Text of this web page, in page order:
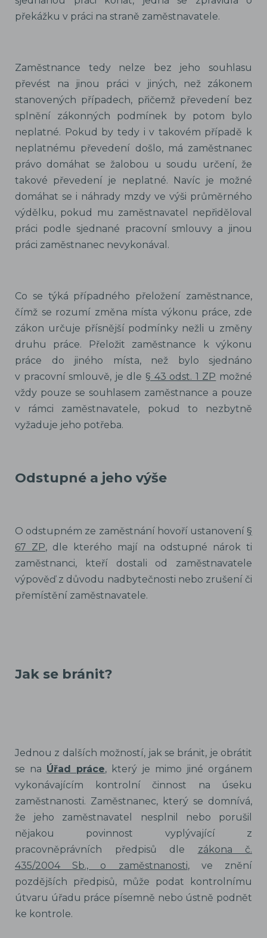
překážku v práci na straně zaměstnavatele.
Zaměstnance tedy nelze bez jeho souhlasu
převést na jinou práci v jiných, než zákonem
stanovených případech, přičemž převedení bez
splnění zákonných podmínek by potom bylo
neplatné. Pokud by tedy i v takovém případě k
neplatnému převedení došlo, má zaměstnanec
právo domáhat se žalobou u soudu určení, že
takové převedení je neplatné. Navíc je možné
domáhat se i náhrady mzdy ve výši průměrného
výdělku, pokud mu zaměstnavatel nepřiděloval
práci podle sjednané pracovní smlouvy a jinou
práci zaměstnanec nevykonával.
Co se týká případného přeložení zaměstnance,
čímž se rozumí změna místa výkonu práce, zde
zákon určuje přísnější podmínky nežli u změny
druhu práce. Přeložit zaměstnance k výkonu
práce do jiného místa, než bylo sjednáno
v pracovní smlouvě, je dle § 43 odst. 1 ZP možné
vždy pouze se souhlasem zaměstnance a pouze
v rámci zaměstnavatele, pokud to nezbytně
vyžaduje jeho potřeba.
Odstupné a jeho výše
O odstupném ze zaměstnání hovoří ustanovení §
67 ZP, dle kterého mají na odstupné nárok ti
zaměstnanci, kteří dostali od zaměstnavatele
výpověď z důvodu nadbytečnosti nebo zrušení či
přemístění zaměstnavatele.
Jak se bránit?
Jednou z dalších možností, jak se bránit, je obrátit
se na Úřad práce, který je mimo jiné orgánem
vykonávajícím kontrolní činnost na úseku
zaměstnanosti. Zaměstnanec, který se domnívá,
že jeho zaměstnavatel nesplnil nebo porušil
nějakou povinnost vyplývající z
pracovněprávních předpisů dle zákona č.
435/2004 Sb., o zaměstnanosti, ve znění
pozdějších předpisů, může podat kontrolnímu
útvaru úřadu práce písemně nebo ústně podnět
ke kontrole.